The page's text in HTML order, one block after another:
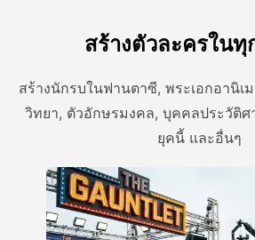
สร้างตัวละครใน
สร้างนักรบในฟานตาซี, พระเอกอานิเ
วิทยา, ตัวอักษรมงคล, บุคคลประวัติ
ยุคนี้ และอื่นๆ